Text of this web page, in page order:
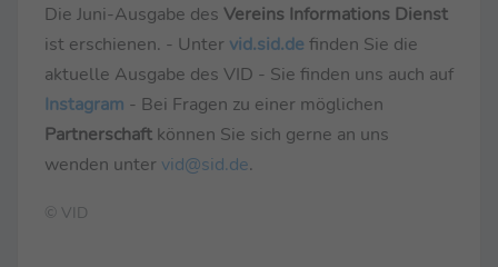
Die Juni-Ausgabe des Vereins Informations Dienst
ist erschienen. - Unter vid.sid.de finden Sie die
aktuelle Ausgabe des VID - Sie finden uns auch auf
Instagram - Bei Fragen zu einer möglichen
Partnerschaft können Sie sich gerne an uns
wenden unter vid@sid.de.
© VID